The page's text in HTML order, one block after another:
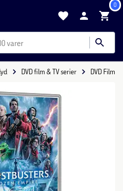
0
varer
DVD film & TV serier DVD Film